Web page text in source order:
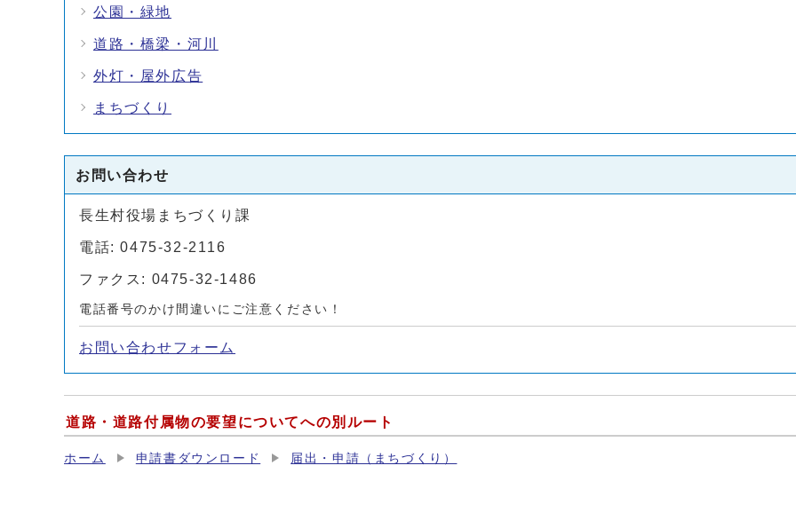
公園・緑地
道路・橋梁・河川
外灯・屋外広告
まちづくり
お問い合わせ
長生村役場まちづくり課
電話: 0475-32-2116
ファクス: 0475-32-1486
電話番号のかけ間違いにご注意ください！
お問い合わせフォーム
道路・道路付属物の要望についてへの別ルート
ホーム 申請書ダウンロード 届出・申請（まちづくり）